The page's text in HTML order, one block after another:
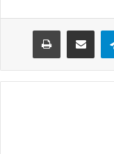
Telegram